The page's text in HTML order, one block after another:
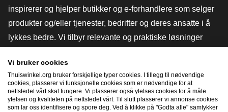
inspirerer og hjelper butikker og e-forhandlere som selger
produkter og/eller tjenester, bedrifter og deres ansatte i å
lykkes bedre. Vi tilbyr relevante og praktiske løsninger
verktøy og råd, advokatvirksomhet, markedsundersøkelser,
og har vår egen utdanningsplattform, Thuiswinkel e-
Academy.
Vi bruker cookies
Thuiswinkel.org bruker forskjellige typer cookies. I tillegg til nødvendige
cookies, plasserer vi funksjonelle cookies som er nødvendige for at
nettstedet vårt skal fungere. Vi plasserer også ytelses cookies for å måle
ytelsen og kvaliteten på nettstedet vårt. Til slutt plasserer vi annonse cookies
som lar oss identifisere og spore deg. Ved å klikke på "Godta alle" samtykker